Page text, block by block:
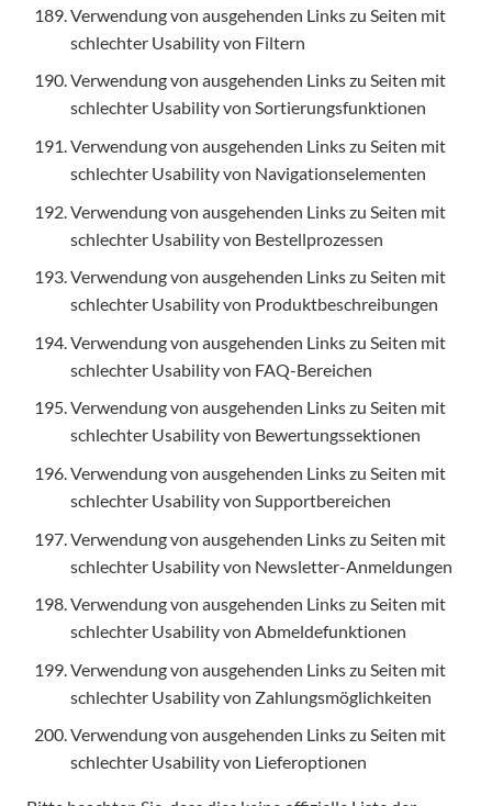
Verwendung von ausgehenden Links zu Seiten mit
schlechter Usability von Filtern
Verwendung von ausgehenden Links zu Seiten mit
schlechter Usability von Sortierungsfunktionen
Verwendung von ausgehenden Links zu Seiten mit
schlechter Usability von Navigationselementen
Verwendung von ausgehenden Links zu Seiten mit
schlechter Usability von Bestellprozessen
Verwendung von ausgehenden Links zu Seiten mit
schlechter Usability von Produktbeschreibungen
Verwendung von ausgehenden Links zu Seiten mit
schlechter Usability von FAQ-Bereichen
Verwendung von ausgehenden Links zu Seiten mit
schlechter Usability von Bewertungssektionen
Verwendung von ausgehenden Links zu Seiten mit
schlechter Usability von Supportbereichen
Verwendung von ausgehenden Links zu Seiten mit
schlechter Usability von Newsletter-Anmeldungen
Verwendung von ausgehenden Links zu Seiten mit
schlechter Usability von Abmeldefunktionen
Verwendung von ausgehenden Links zu Seiten mit
schlechter Usability von Zahlungsmöglichkeiten
Verwendung von ausgehenden Links zu Seiten mit
schlechter Usability von Lieferoptionen